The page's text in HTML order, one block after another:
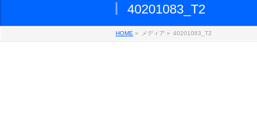
40201083_T2
HOME » メディア » 40201083_T2